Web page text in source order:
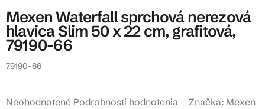
Mexen Waterfall sprchová nerezová
hlavica Slim 50 x 22 cm, grafitová,
79190-66
79190-66
Priemerné
Neohodnotené Podrobnosti hodnotenia Značka: Mexen